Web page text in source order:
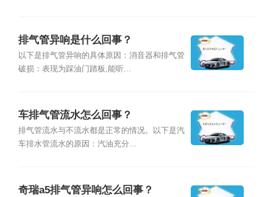
排气管异响是什么回事？
以下是排气管异响的具体原因：消音器和排气管
破损：表现为踩油门踏板,能听...
车排气管流水怎么回事？
排气管流水与不流水都是正常的情况。以下是汽
车排水管流水的原因：汽油充分...
奇瑞a5排气管异响怎么回事？